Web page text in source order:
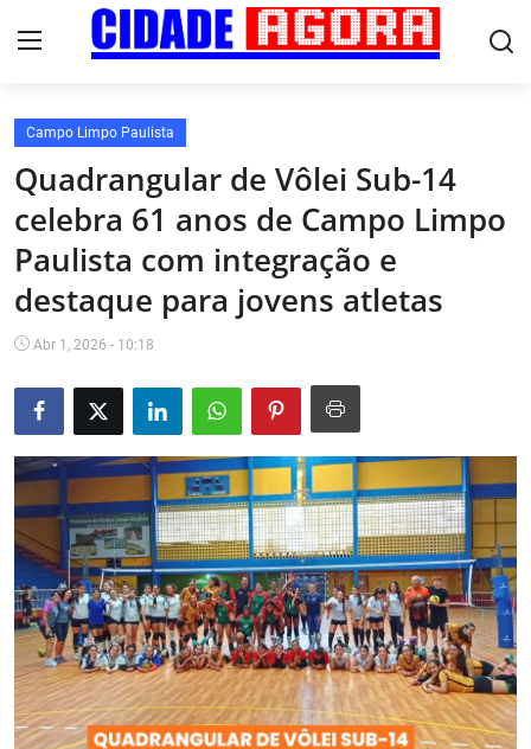
Início
Fale Conosco
Brasil
Esportes
Tecnologia
Cultura
Saúde
Campo Limpo Paulista
Quadrangular de Vôlei Sub-14
celebra 61 anos de Campo Limpo
Paulista com integração e
destaque para jovens atletas
Abr 1, 2026 - 10:18